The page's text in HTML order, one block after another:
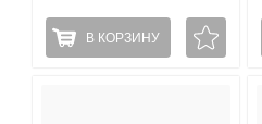
В КОРЗИНУ